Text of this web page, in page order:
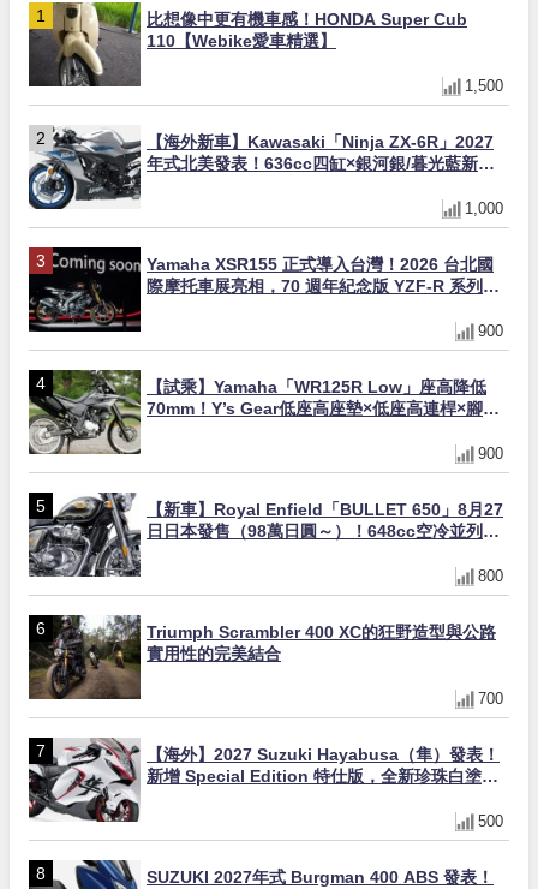
比想像中更有機車感！HONDA Super Cub
110【Webike愛車精選】
1,500
【海外新車】Kawasaki「Ninja ZX-6R」2027
年式北美發表！636cc四缸×銀河銀/暮光藍新色
1,000
Yamaha XSR155 正式導入台灣！2026 台北國
際摩托車展亮相，70 週年紀念版 YZF-R 系列限
900
【試乘】Yamaha「WR125R Low」座高降低
70mm！Y’s Gear低座高座墊×低座高連桿×腳踏
900
【新車】Royal Enfield「BULLET 650」8月27
日日本發售（98萬日圓～）！648cc空冷並列雙
800
Triumph Scrambler 400 XC的狂野造型與公路
實用性的完美結合
700
【海外】2027 Suzuki Hayabusa（隼）發表！
新增 Special Edition 特仕版，全新珍珠白塗裝
500
SUZUKI 2027年式 Burgman 400 ABS 發表！